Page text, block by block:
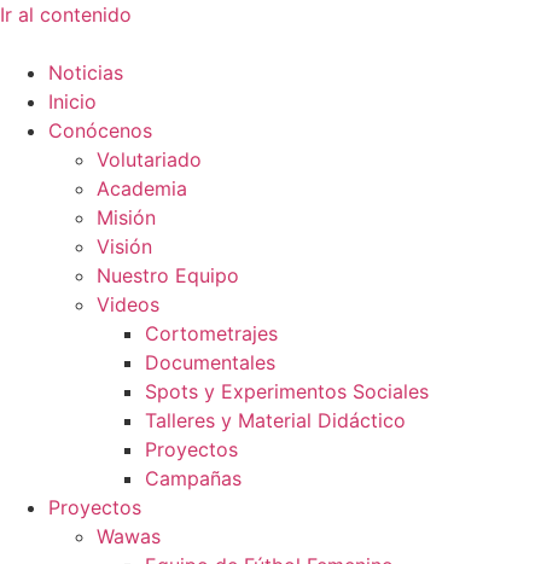
Ir al contenido
Noticias
Inicio
Conócenos
Volutariado
Academia
Misión
Visión
Nuestro Equipo
Videos
Cortometrajes
Documentales
Spots y Experimentos Sociales
Talleres y Material Didáctico
Proyectos
Campañas
Proyectos
Wawas